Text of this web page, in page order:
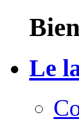
Le